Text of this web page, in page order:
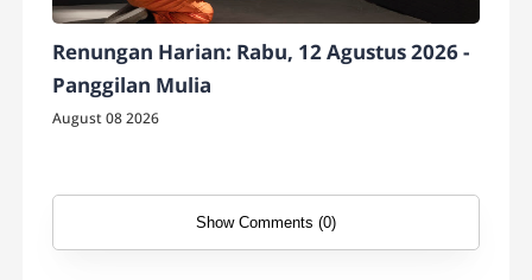
Renungan Harian: Rabu, 12 Agustus 2026 -
Panggilan Mulia
August 08 2026
Show Comments (0)